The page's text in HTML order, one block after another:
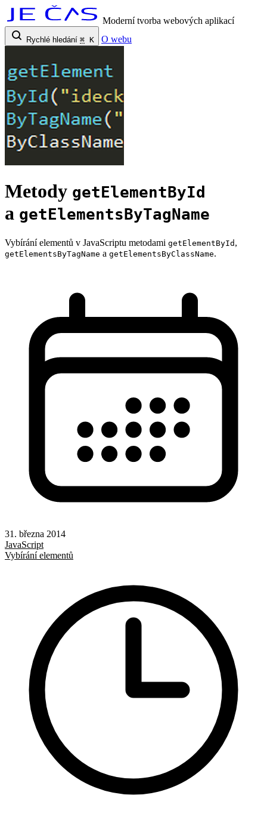
Moderní tvorba webových aplikací
Rychlé hledání ⌘ K O webu
Metody getElementById
a getElementsByTagName
Vybírání elementů v JavaScriptu metodami getElementById ,
getElementsByTagName a getElementsByClassName.
31. března 2014
JavaScript
Vybírání elementů